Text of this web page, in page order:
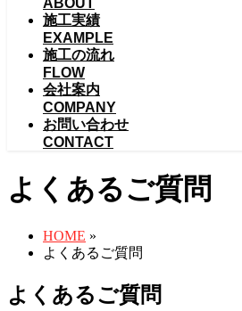
ABOUT
施工実績
EXAMPLE
施工の流れ
FLOW
会社案内
COMPANY
お問い合わせ
CONTACT
よくあるご質問
HOME »
よくあるご質問
よくあるご質問